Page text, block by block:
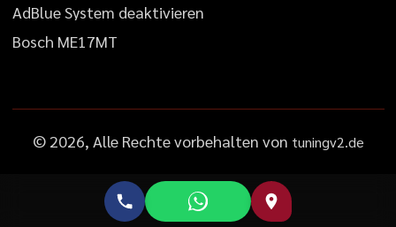
AdBlueSystem deaktivieren
Bosch ME17MT
© 2026, Alle Rechte vorbehalten von tuningv2.de